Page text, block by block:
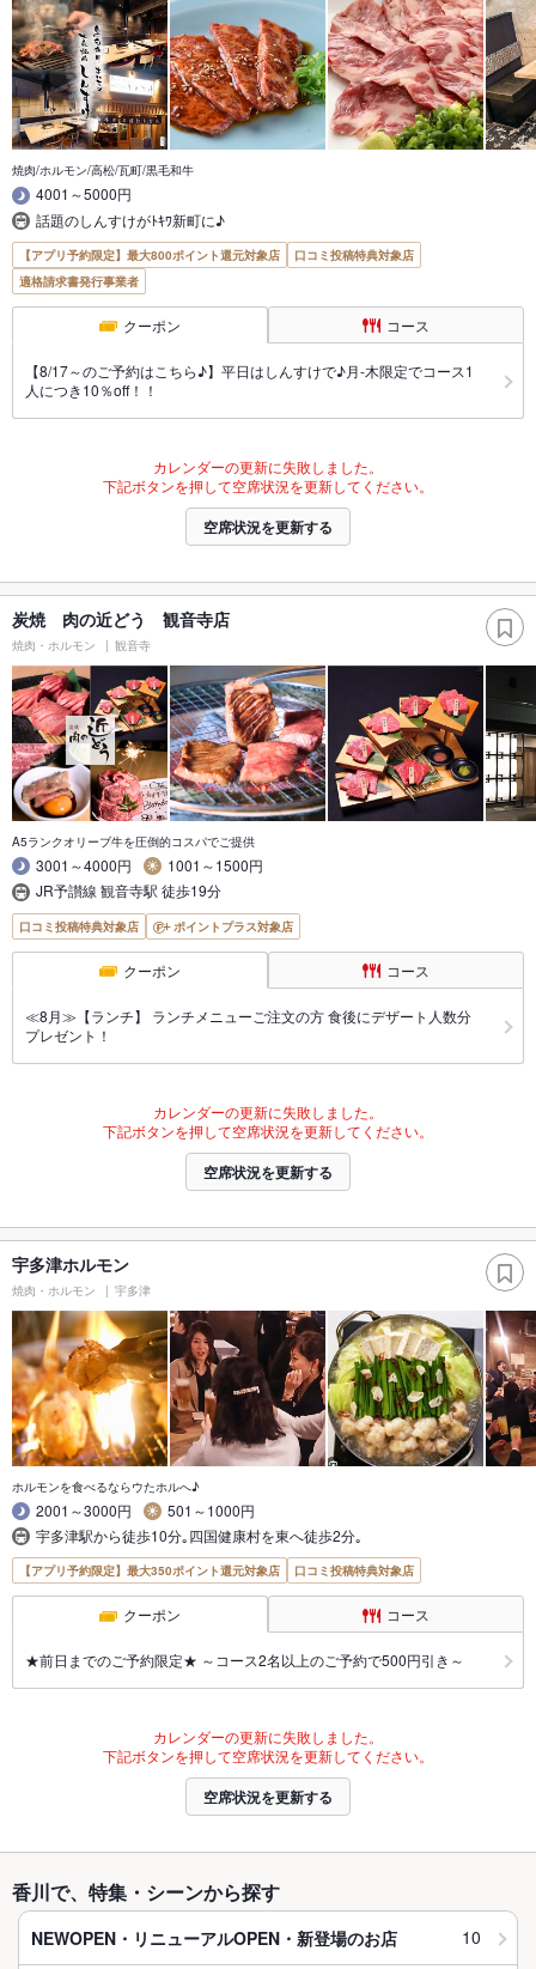
焼肉/ホルモン/高松/瓦町/黒毛和牛
4001～5000円
話題のしんすけがﾄｷﾜ新町に♪
【アプリ予約限定】最大800ポイント還元対象店
口コミ投稿特典対象店
適格請求書発行事業者
クーポン コース
【8/17～のご予約はこちら♪】平日はしんすけで♪月-木限定でコース1
人につき10％off！！
カレンダーの更新に失敗しました。
下記ボタンを押して空席状況を更新してください。
空席状況を更新する
炭焼 肉の近どう 観音寺店
焼肉・ホルモン 観音寺
A5ランクオリーブ牛を圧倒的コスパでご提供
3001～4000円
1001～1500円
JR予讃線 観音寺駅 徒歩19分
口コミ投稿特典対象店 ポイントプラス対象店
クーポン コース
≪8月≫【ランチ】 ランチメニューご注文の方 食後にデザート人数分
プレゼント！
カレンダーの更新に失敗しました。
下記ボタンを押して空席状況を更新してください。
空席状況を更新する
宇多津ホルモン
焼肉・ホルモン 宇多津
ホルモンを食べるならウたホルへ♪
2001～3000円
501～1000円
宇多津駅から徒歩10分｡四国健康村を東へ徒歩2分｡
【アプリ予約限定】最大350ポイント還元対象店 口コミ投稿特典対象店
クーポン コース
★前日までのご予約限定★ ～コース2名以上のご予約で500円引き～
カレンダーの更新に失敗しました。
下記ボタンを押して空席状況を更新してください。
空席状況を更新する
香川で、特集・シーンから探す
NEWOPEN・リニューアルOPEN・新登場のお店 10